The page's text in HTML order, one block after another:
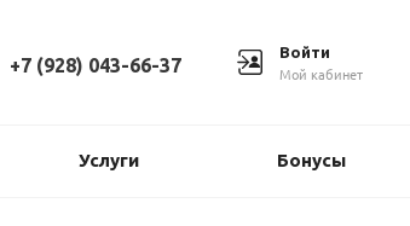
Войти
Мой кабинет
+7 (928) 043-66-37
Услуги Бонусы